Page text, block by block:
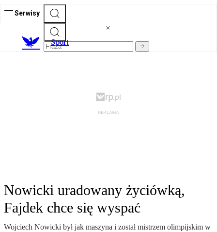
Serwisy
Sport
Nowicki uradowany życiówką,
Fajdek chce się wyspać
Wojciech Nowicki był jak maszyna i został mistrzem olimpijskim w